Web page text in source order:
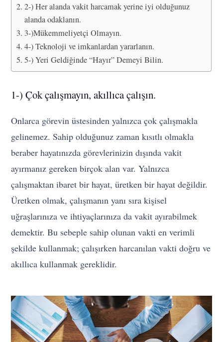
2-) Her alanda vakit harcamak yerine iyi olduğunuz
alanda odaklanın.
3-)Mükemmeliyetçi Olmayın.
4-) Teknoloji ve imkanlardan yararlanın.
5-) Yeri Geldiğinde “Hayır” Demeyi Bilin.
1-) Çok çalışmayın, akıllıca çalışın.
Onlarca görevin üstesinden yalnızca çok çalışmakla
gelinemez. Sahip olduğunuz zaman kısıtlı olmakla
beraber hayatınızda görevlerinizin dışında vakit
ayırmanız gereken birçok alan var. Yalnızca
çalışmaktan ibaret bir hayat, üretken bir hayat değildir.
Üretken olmak, çalışmanın yanı sıra kişisel
uğraşlarınıza ve ihtiyaçlarınıza da vakit ayırabilmek
demektir. Bu sebeple sahip olunan vakti en verimli
şekilde kullanmak; çalışırken harcanılan vakti doğru ve
akıllıca kullanmak gereklidir.